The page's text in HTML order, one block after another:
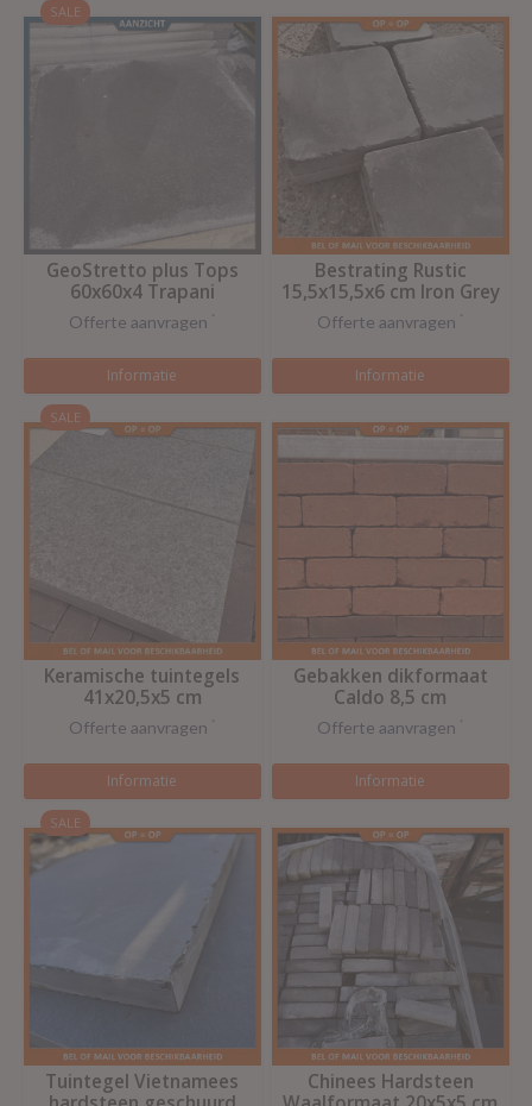
SALE
SALE
GeoStretto plus Tops
60x60x4 Trapani
Offerte aanvragen *
Informatie
Bestrating Rustic
15,5x15,5x6 cm Iron Grey
Offerte aanvragen *
Informatie
SALE
Keramische tuintegels
41x20,5x5 cm
Offerte aanvragen *
Informatie
Gebakken dikformaat
Caldo 8,5 cm
Offerte aanvragen *
Informatie
Tuintegel Vietnamees
Chinees Hardsteen